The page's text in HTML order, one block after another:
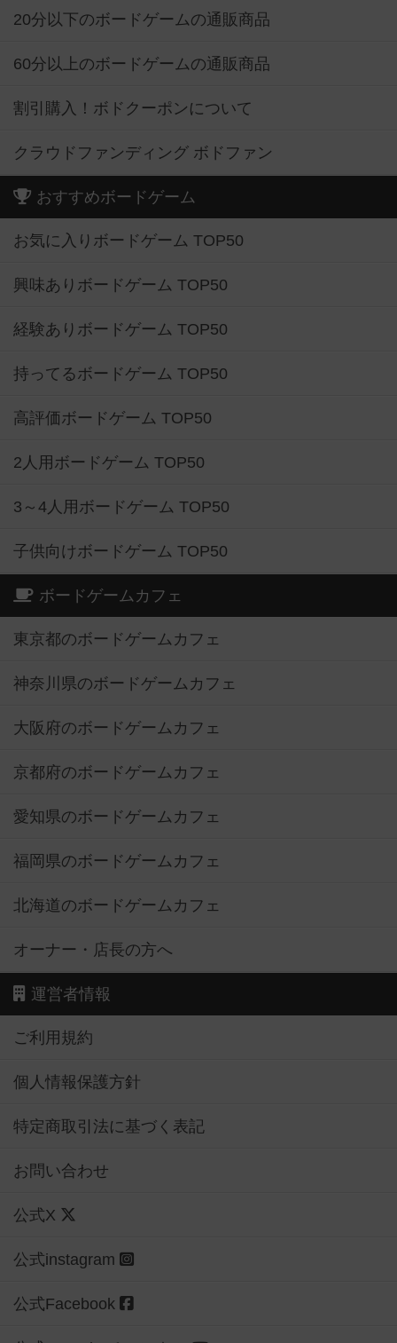
20分以下のボードゲームの通販商品
60分以上のボードゲームの通販商品
割引購入！ボドクーポンについて
クラウドファンディング ボドファン
おすすめボードゲーム
お気に入りボードゲーム TOP50
興味ありボードゲーム TOP50
経験ありボードゲーム TOP50
持ってるボードゲーム TOP50
高評価ボードゲーム TOP50
2人用ボードゲーム TOP50
3～4人用ボードゲーム TOP50
子供向けボードゲーム TOP50
ボードゲームカフェ
東京都のボードゲームカフェ
神奈川県のボードゲームカフェ
大阪府のボードゲームカフェ
京都府のボードゲームカフェ
愛知県のボードゲームカフェ
福岡県のボードゲームカフェ
北海道のボードゲームカフェ
オーナー・店長の方へ
運営者情報
ご利用規約
個人情報保護方針
特定商取引法に基づく表記
お問い合わせ
公式X
公式instagram
公式Facebook